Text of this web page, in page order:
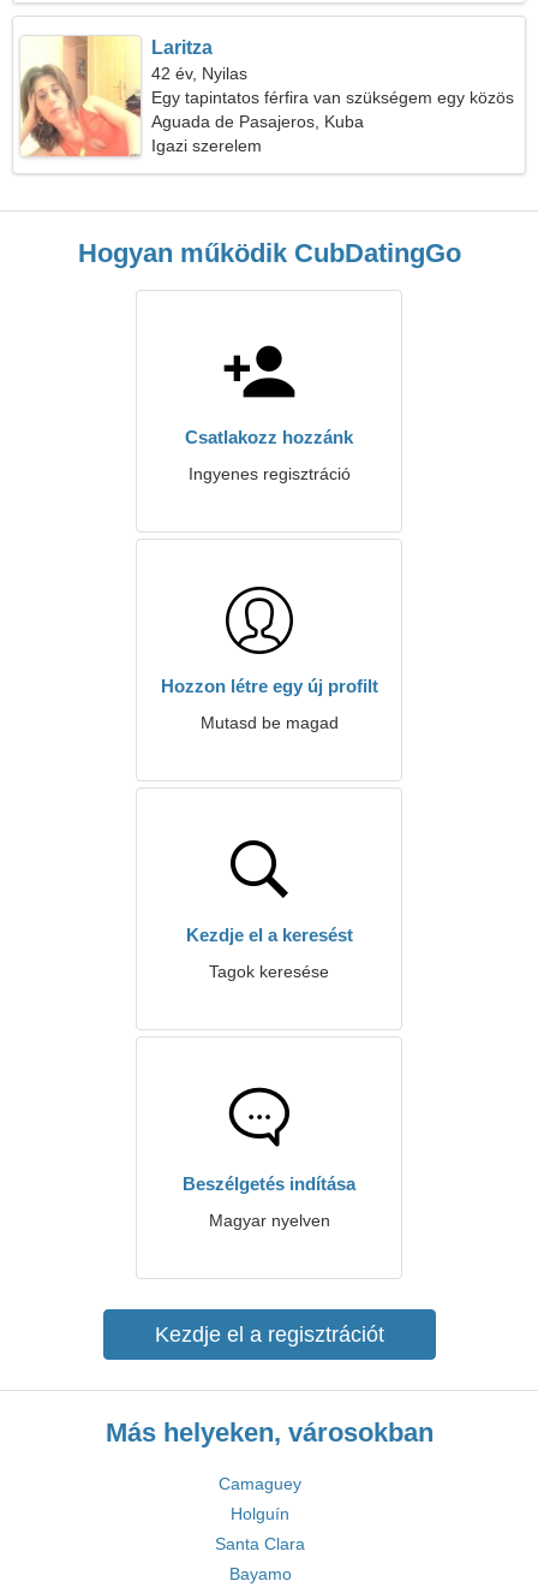
Laritza
42 év, Nyilas
Egy tapintatos férfira van szükségem egy közös
sétához
Aguada de Pasajeros, Kuba
Igazi szerelem
Hogyan működik CubDatingGo
Csatlakozz hozzánk
Ingyenes regisztráció
Hozzon létre egy új profilt
Mutasd be magad
Kezdje el a keresést
Tagok keresése
Beszélgetés indítása
Magyar nyelven
Kezdje el a regisztrációt
Más helyeken, városokban
Camaguey
Holguín
Santa Clara
Bayamo